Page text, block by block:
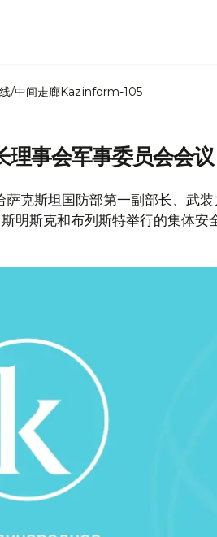
/中间走廊Kazinform-105
理事会军事委员会会议
克斯坦国防部第一副部长、武
明斯克和布列斯特举行的集体安